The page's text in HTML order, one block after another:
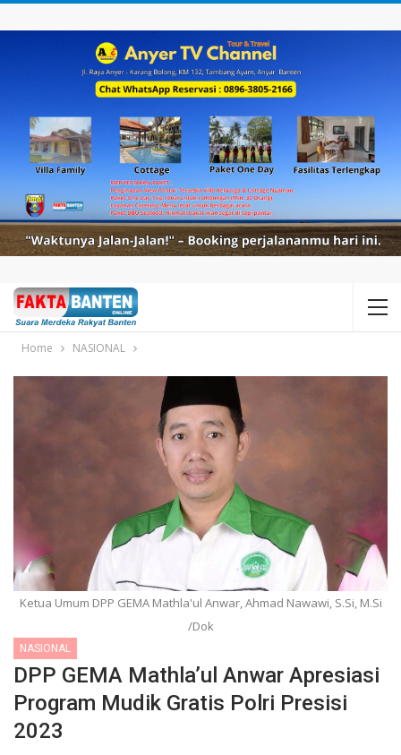
Home NASIONAL
Ketua Umum DPP GEMA Mathla'ul Anwar, Ahmad Nawawi, S.Si, M.Si
/Dok
NASIONAL
DPP GEMA Mathla’ul Anwar Apresiasi
Program Mudik Gratis Polri Presisi
2023